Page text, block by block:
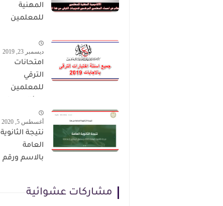
وموقع LMS
المهنية
للمعلمين
عن اسماء
المعلمين
لتدريبات
ديسمبر 23, 2019
امتحانات
الترقي
للمعلمين
حمل من هنا
أغسطس 5, 2020
نتيجة الثانوية
العامة
بالاسم ورقم
مشاركات عشوائية